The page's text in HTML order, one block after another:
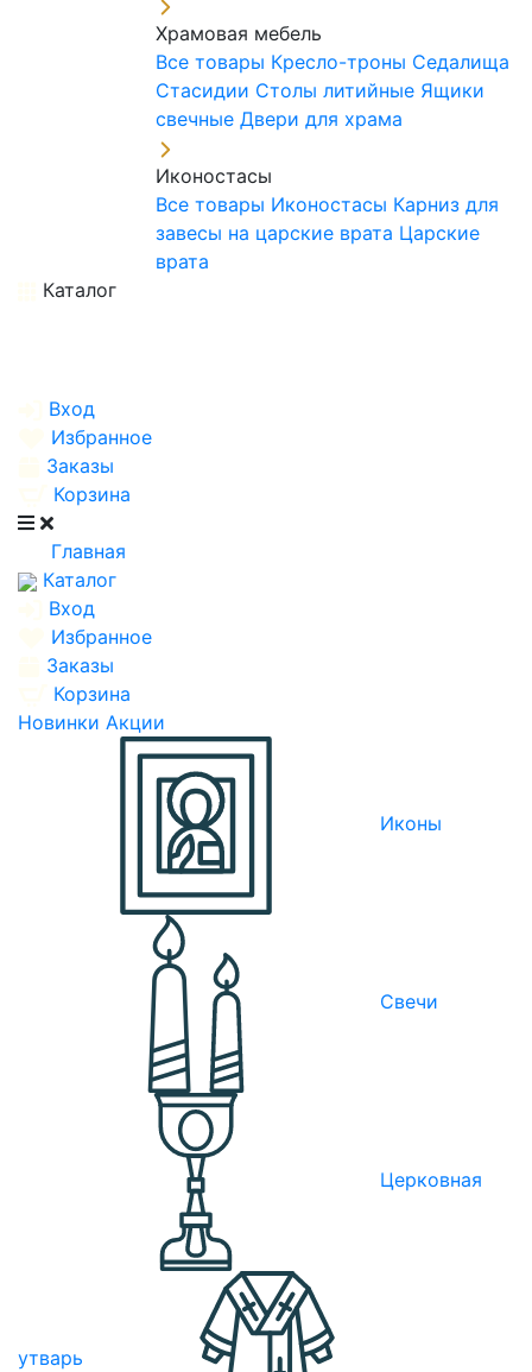
Храмовая мебель
Все товары Кресло-троны Седалища
Стасидии Столы литийные Ящики
свечные Двери для храма
Иконостасы
Все товары Иконостасы Карниз для
завесы на царские врата Царские
врата
Каталог
Вход
Избранное
Заказы
Корзина
Главная
Каталог
Вход
Избранное
Заказы
Корзина
Новинки Акции
Иконы
Свечи
Церковная
утварь